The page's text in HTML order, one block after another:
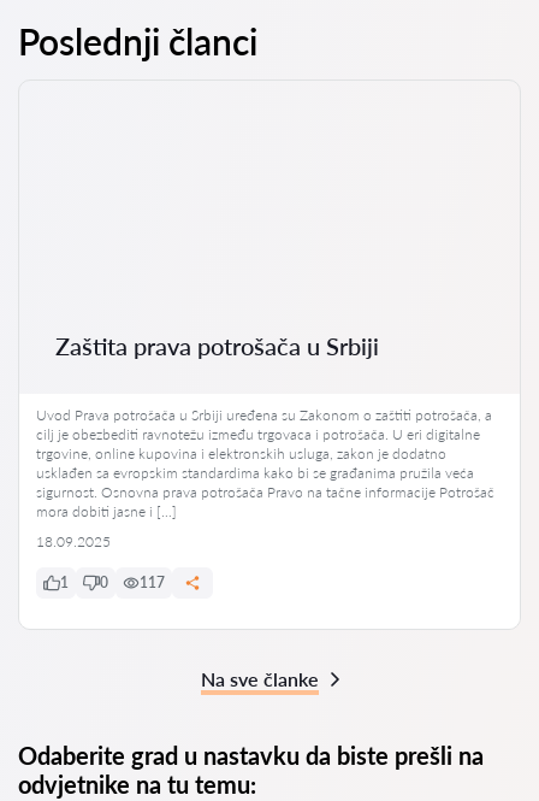
Poslednji članci
Zaštita prava potrošača u Srbiji
Uvod Prava potrošača u Srbiji uređena su Zakonom o zaštiti potrošača, a
cilj je obezbediti ravnotežu između trgovaca i potrošača. U eri digitalne
trgovine, online kupovina i elektronskih usluga, zakon je dodatno
usklađen sa evropskim standardima kako bi se građanima pružila veća
sigurnost. Osnovna prava potrošača Pravo na tačne informacije Potrošač
mora dobiti jasne i […]
18.09.2025
1 0 117
Na sve članke
Odaberite grad u nastavku da biste prešli na
odvjetnike na tu temu: